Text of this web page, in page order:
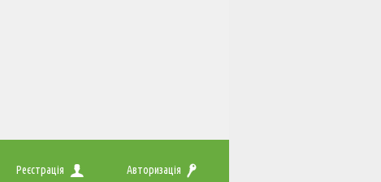
Реєстрація Авторизація